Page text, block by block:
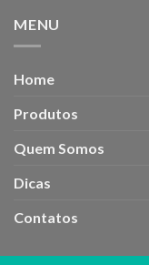
MENU
Home
Produtos
Quem Somos
Dicas
Contatos